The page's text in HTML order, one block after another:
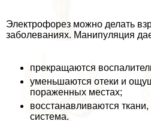
Электрофорез можно делать
заболеваниях. Манипуляция
прекращаются
уменьшаются отеки и
пораженных местах;
восстанавливаются
система.